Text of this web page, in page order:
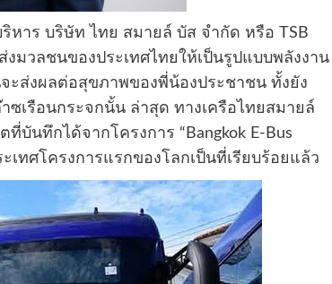
หาร บริษัท ไทย สมายล์ บัส จำกัด หรือ TSB
มวลชนของประเทศไทยให้เป็นรูปแบบพลังงาน
ะส่งผลต่อสุขภาพของพี่น้องประชาชน ทั้งยัง
ซเรือนกระจกนั้น ล่าสุด ทางเครือไทยสมายล์
บันทึกได้จากโครงการ “Bangkok E-Bus
เทศโครงการแรกของโลกเป็นที่เรียบร้อยแล้ว